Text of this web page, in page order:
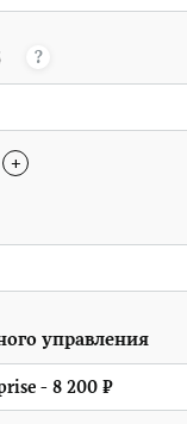
?
+
управления